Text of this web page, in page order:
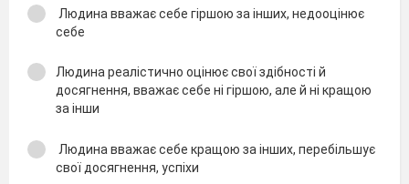
Людина вважає себе гіршою за інших, недооцінює
себе
Людина реалістично оцінює свої здібності й
досягнення, вважає себе ні гіршою, але й ні кращою
за інши
Людина вважає себе кращою за інших, перебільшує
свої досягнення, успіхи